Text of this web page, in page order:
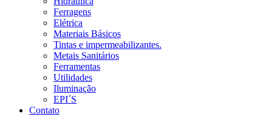
Ferragens
Elétrica
Materiais Básicos
Tintas e impermeabilizantes.
Metais Sanitários
Ferramentas
Utilidades
Iluminação
EPI´S
Contato